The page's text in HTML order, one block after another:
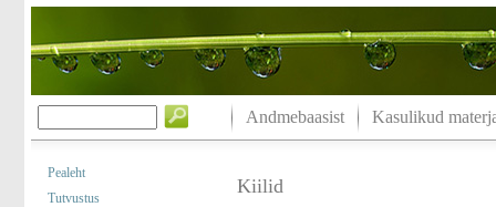
Andmebaasist Kasulikud
Pealeht
Tutvustus
Kiilid